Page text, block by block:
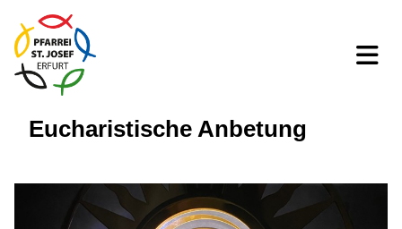
Eucharistische Anbetung